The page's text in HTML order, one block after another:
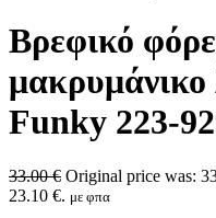
Βρεφικό
Funky 223-
33.00€ Original price was:
23.10 €. με φπα